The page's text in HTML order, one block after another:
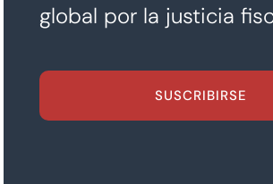
global por la justicia
SUSCRIBIRSE